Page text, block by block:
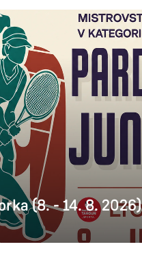
(8. - 14. 8. 2026)